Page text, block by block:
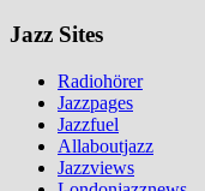
Jazz Sites
Radiohörer
Jazzpages
Jazzfuel
Allaboutjazz
Jazzviews